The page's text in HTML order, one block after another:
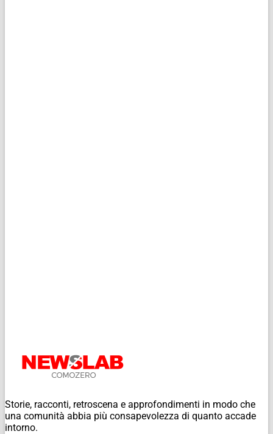
Storie, racconti, retroscena e approfondimenti in modo che
una comunità abbia più consapevolezza di quanto accade
intorno.